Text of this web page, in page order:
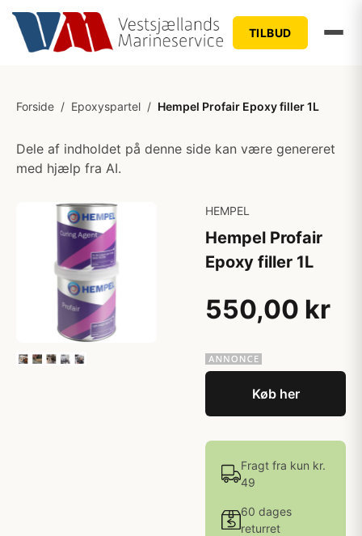
TILBUD
Forside / Epoxyspartel / Hempel Profair Epoxy filler 1L
Dele af indholdet på denne side kan være genereret
med hjælp fra AI.
HEMPEL
Hempel Profair
Epoxy filler 1L
550,00 kr
Køb her
Fragt fra kun kr.
49
60 dages
returret